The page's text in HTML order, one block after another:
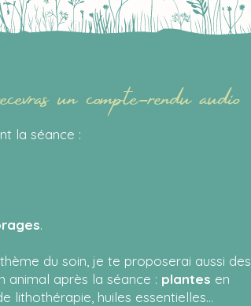
un compte-rendu audio
la séance :
.
du soin, je te proposerai aussi des
animal après la séance : plantes en
lithothérapie, huiles essentielles…